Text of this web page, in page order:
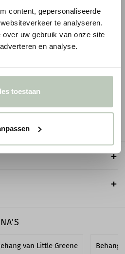
content, gepersonaliseerde
te analyseren.
uw gebruik van onze site
en analyse.
toestaan
+
ORAC WANDLIJST
van Little Greene Behang